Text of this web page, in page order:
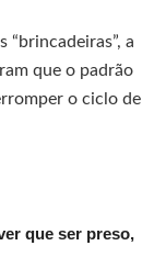
a
que o padrão
o ciclo de
que ser preso,